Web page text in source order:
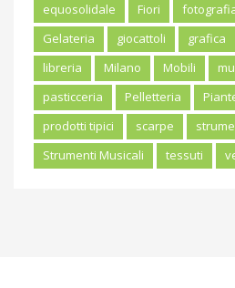
equosolidale
Fiori
Gelateria
giocattoli grafica
libreria
Milano Mobili
pasticceria
Pelletteria
prodotti tipici
scarpe
Strumenti Musicali
tessuti